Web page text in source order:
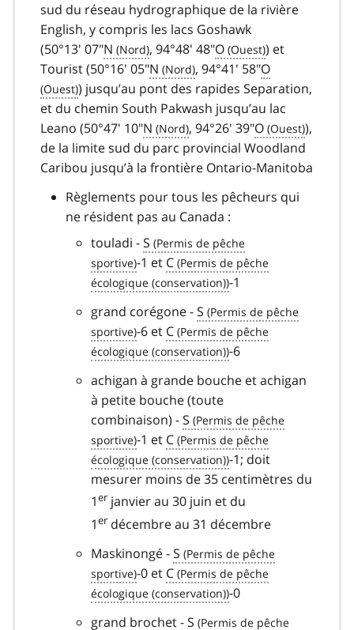
sud du réseau hydrographique de la rivière
English, y compris les lacs Goshawk
(50°13' 07"N , 94°48' 48"O
) et
Tourist (50°16' 05"N , 94°41' 58"O
) jusqu’au pont des rapides Separation,
et du chemin South Pakwash jusqu’au lac
Leano (50°47' 10"N , 94°26' 39"O
),
de la limite sud du parc provincial Woodland
Caribou jusqu’à la frontière Ontario-Manitoba
Règlements pour tous les pêcheurs qui
ne résident pas au Canada :
touladi -S
-1 et C
-1
grand corégone -S
-6 et C
-6
achigan à grande bouche et achigan
à petite bouche (toute
combinaison) -S
-1 et C
-1; doit
mesurer moins de 35 centimètres du
1er janvier au 30 juin et du
1er décembre au 31 décembre
Maskinongé -S
-0 et C
-0
grand brochet -S